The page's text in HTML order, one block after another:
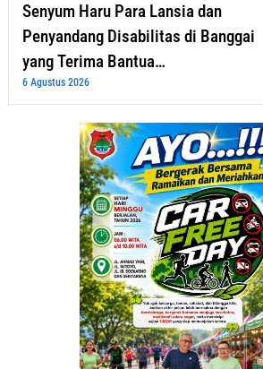
Senyum Haru Para Lansia dan
Penyandang Disabilitas di Banggai
yang Terima Bantua…
6 Agustus 2026